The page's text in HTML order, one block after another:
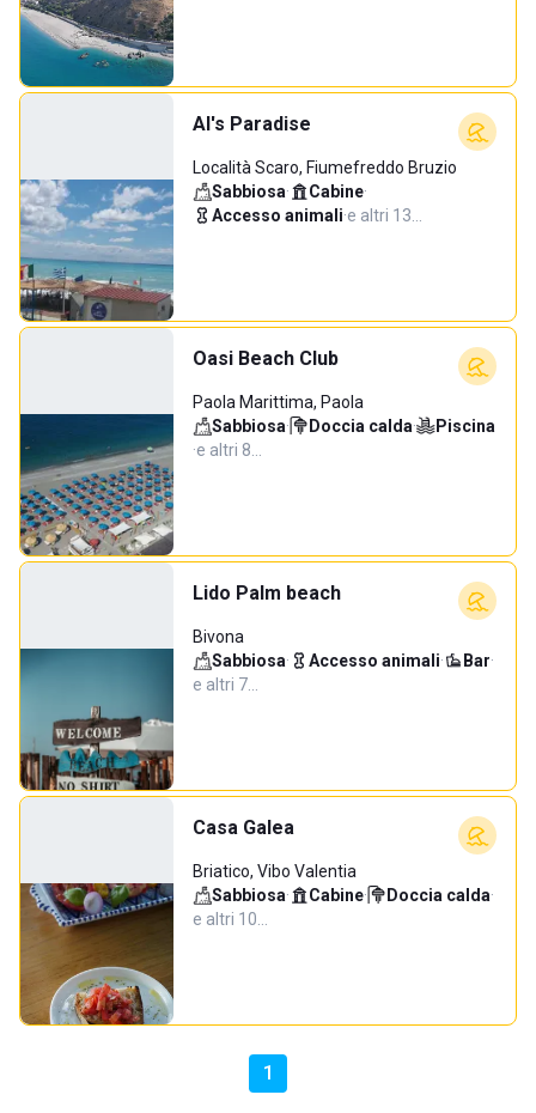
Al's Paradise
Località Scaro, Fiumefreddo Bruzio
Sabbiosa· Cabine·
Accesso animali·e altri 13…
Oasi Beach Club
Paola Marittima, Paola
Sabbiosa· Doccia calda·
Piscina
·e altri 8…
Lido Palm beach
Bivona
Sabbiosa· Accesso animali· Bar·
e altri 7…
Casa Galea
Briatico, Vibo Valentia
Sabbiosa· Cabine· Doccia calda·
e altri 10…
1